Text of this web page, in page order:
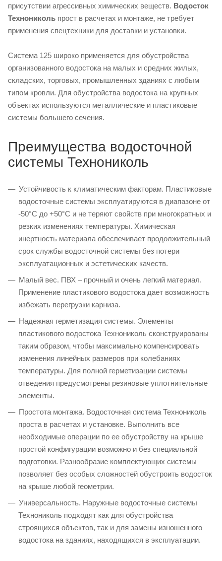
присутствии агрессивных химических веществ. Водосток
Технониколь прост в расчетах и монтаже, не требует
применения спецтехники для доставки и установки.
Система 125 широко применяется для обустройства
организованного водостока на малых и средних жилых,
складских, торговых, промышленных зданиях с любым
типом кровли. Для обустройства водостока на крупных
объектах используются металлические и пластиковые
системы большего сечения.
Преимущества водосточной
системы Технониколь
Устойчивость к климатическим факторам. Пластиковые
водосточные системы эксплуатируются в диапазоне от
-50°C до +50°C и не теряют свойств при многократных и
резких изменениях температуры. Химическая
инертность материала обеспечивает продолжительный
срок службы водосточной системы без потери
эксплуатационных и эстетических качеств.
Малый вес. ПВХ – прочный и очень легкий материал.
Применение пластикового водостока дает возможность
избежать перегрузки карниза.
Надежная герметизация системы. Элементы
пластикового водостока Технониколь сконструированы
таким образом, чтобы максимально компенсировать
изменения линейных размеров при колебаниях
температуры. Для полной герметизации системы
отведения предусмотрены резиновые уплотнительные
элементы.
Простота монтажа. Водосточная система Технониколь
проста в расчетах и установке. Выполнить все
необходимые операции по ее обустройству на крыше
простой конфигурации возможно и без специальной
подготовки. Разнообразие комплектующих системы
позволяет без особых сложностей обустроить водосток
на крыше любой геометрии.
Универсальность. Наружные водосточные системы
Технониколь подходят как для обустройства
строящихся объектов, так и для замены изношенного
водостока на зданиях, находящихся в эксплуатации.